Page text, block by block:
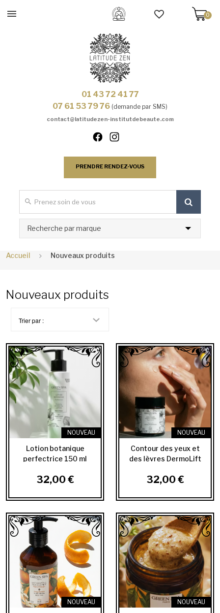
0
01 43 72 41 77
07 61 53 79 76 (demande par SMS)
contact@latitudezen-institutdebeaute.com
PRENDRE RENDEZ-VOUS
Recherche par marque
Accueil Nouveaux produits
Nouveaux produits
NOUVEAU
Lotion botanique
perfectrice 150 ml
32,00 €
NOUVEAU
Contour des yeux et
des lèvres DermoLift
32,00 €
NOUVEAU NOUVEAU